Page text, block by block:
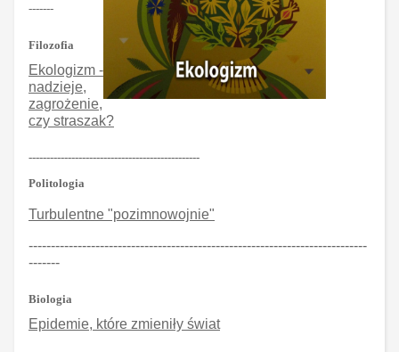
-------
Filozofia
Ekologizm -
nadzieje,
zagrożenie,
czy straszak?
------------------------------------------------
Politologia
Turbulentne "pozimnowojnie"
----------------------------------------------------------------------------
-------
Biologia
Epidemie, które zmieniły świat